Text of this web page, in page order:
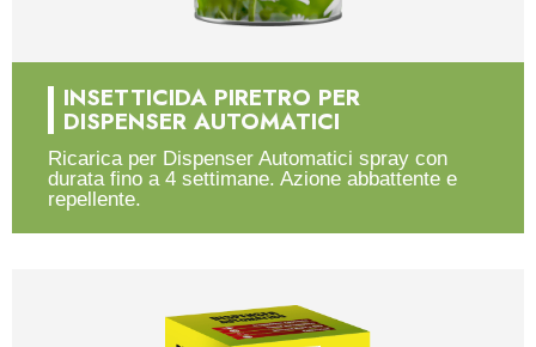
INSETTICIDA PIRETRO PER
DISPENSER AUTOMATICI
Ricarica per Dispenser Automatici spray con
durata fino a 4 settimane. Azione abbattente e
repellente.